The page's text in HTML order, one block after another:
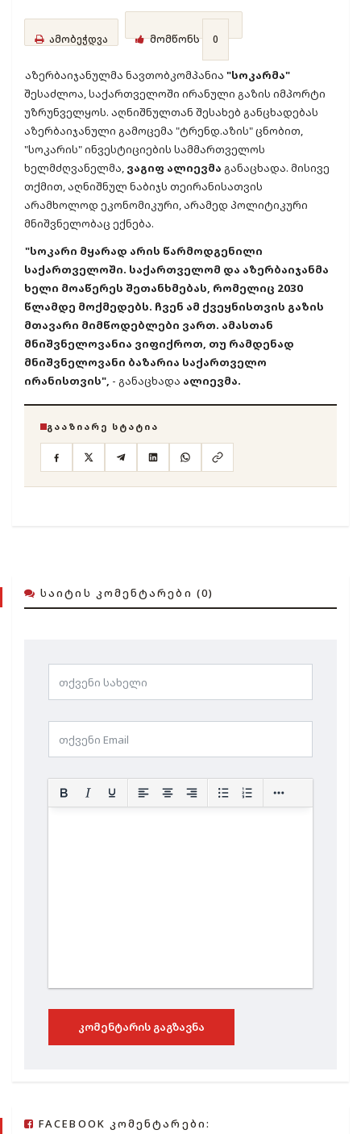
ამობეჭდვა მომწონს 0
აზერბაიჯანულმა ნავთობკომპანია "სოკარმა"
შესაძლოა, საქართველოში ირანული გაზის იმპორტი
უზრუნველყოს. აღნიშნულთან შესახებ განცხადებას
აზერბაიჯანული გამოცემა "ტრენდ.აზის" ცნობით,
"სოკარის" ინვესტიციების სამმართველოს
ხელმძღვანელმა, ვაგიფ ალიევმა განაცხადა. მისივე
თქმით, აღნიშნულ ნაბიჯს თეირანისათვის
არამხოლოდ ეკონომიკური, არამედ პოლიტიკური
მნიშვნელობაც ექნება.
"სოკარი მყარად არის წარმოდგენილი
საქართველოში. საქართველომ და აზერბაიჯანმა
ხელი მოაწერეს შეთანხმებას, რომელიც 2030
წლამდე მოქმედებს. ჩვენ ამ ქვეყნისთვის გაზის
მთავარი მიმწოდებლები ვართ. ამასთან
მნიშვნელოვანია ვიფიქროთ, თუ რამდენად
მნიშვნელოვანი ბაზარია საქართველო
ირანისთვის", - განაცხადა ალიევმა.
ᲒᲐᲐᲖᲘᲐᲠᲔ ᲡᲢᲐᲢᲘᲐ
ᲡᲐᲘᲢᲘᲡ ᲙᲝᲛᲔᲜᲢᲐᲠᲔᲑᲘ (0)
ᲙᲝᲛᲔᲜᲢᲐᲠᲘᲡ ᲒᲐᲒᲖᲐᲕᲜᲐ
FACEBOOK ᲙᲝᲛᲔᲜᲢᲐᲠᲔᲑᲘ: